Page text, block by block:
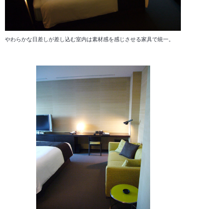
やわらかな日差しが差し込む室内は素材感を感じさせる家具で統一。